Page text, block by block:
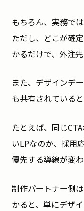
もちろん、実務で
ただし、どこが確
かるだけで、外注
また、デザインデ
も共有されている
たとえば、同じ
いLPなのか、採用
優先する導線が変わ
制作パートナー側
かると、単にデザ